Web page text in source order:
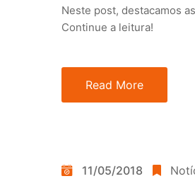
Neste post, destacamos
Continue a leitura!
Read More
11/05/2018